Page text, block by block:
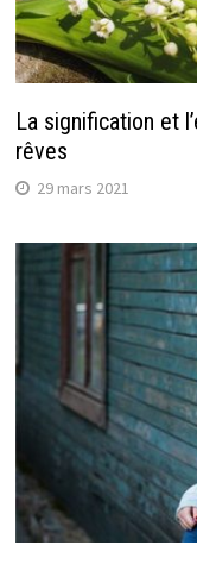
La signification et
rêves
29 mars 2021